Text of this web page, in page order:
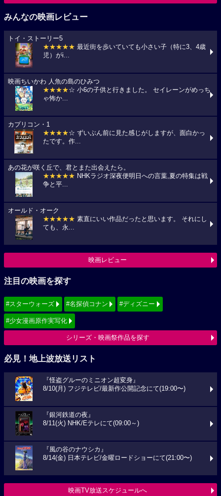
みんなの映画レビュー
トイ・ストーリー5
★★★★★ 最近街を歩いていても小さい子（特に3、4歳
児）がi...
映画ちいかわ 人魚の島のひみつ
★★★★☆ 小6の子供と行きました。 セイレーンがめっち
ゃ怖か...
カプリコン・1
★★★★☆ ずいぶん前に見た感じがしますが、面白かっ
たです。作...
あの花が咲く丘で、君とまた出会えたら。
★★★★★ NHKラジオ深夜便明日への言葉,夏の特集は戦
争と平...
オールド・オーク
★★★★★ 素直にいい作品だったと思います。 それにし
ても、永...
映画レビュー
注目の映画を探す
#スターウォーズ #名探偵コナン #ディズニー
#少女漫画原作実写化
シリーズ・映画祭作品を探す
必見！地上波放送リスト
『怪盗グルーのミニオン超変身』
8/10(月) フジテレビ/最新作公開記念にて(19:00〜)
『銀河鉄道の夜』
8/11(火) NHK/Eテレにて(09:00～)
『風の谷のナウシカ』
8/14(金) 日本テレビ/金曜ロードショーにて(21:00〜)
映画TV放送スケジュールへ